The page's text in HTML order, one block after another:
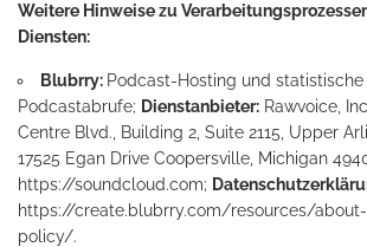
Weitere Hinweise zu
Diensten:
Blubrry: Podcast-Hosting und
Podcastabrufe; Dienstanbieter: Rawvoice,
Centre Blvd., Building 2, Suite 2115, Upper
17525 Egan Drive Coopersville, Michigan
https://soundcloud.com;
https://create.blubrry.com/resources/
policy/.